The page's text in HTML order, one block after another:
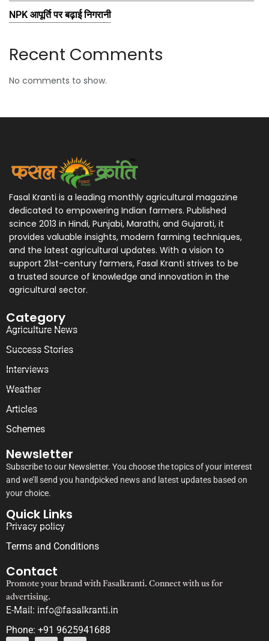
NPK आपूर्ति पर बढ़ाई निगरानी
Recent Comments
No comments to show.
Fasal Kranti is a leading monthly agricultural magazine
dedicated to empowering Indian farmers. Published
scince 2013 in Hindi, Punjabi, Marathi, and Gujarati, it
provides valuable insights, modern farming techniques,
and the latest agricultural updates. With a vision to
support 21st-century farmers, Fasal Kranti strives to be
a trusted source of knowledge and innovation in the
agricultural sector.
Category
Agriculture News
Success Stories
Interviews
Weather
Articles
Schemes
Newsletter
Subscribe to our Newsletter. You choose the topics of your interest
and we’ll send you handpicked news and latest updates based on
your choice.
Quick Links
Privacy policy
Terms and Conditions
Contact
Promote your brand with Fasalkranti. Connect with us for
advertising.
E-Mail: info@fasalkranti.in
Phone: +91 9625941688